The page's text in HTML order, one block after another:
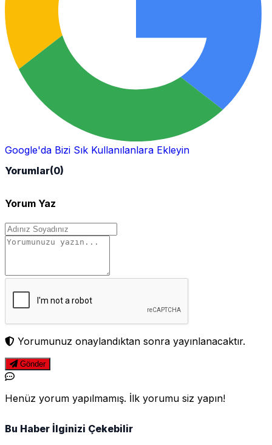
Google'da Bizi Sık Kullanılanlara Ekleyin
Yorumlar(0)
Yorum Yaz
Yorumunuz onaylandıktan sonra yayınlanacaktır.
Gönder
Henüz yorum yapılmamış. İlk yorumu siz yapın!
Bu Haber İlginizi Çekebilir